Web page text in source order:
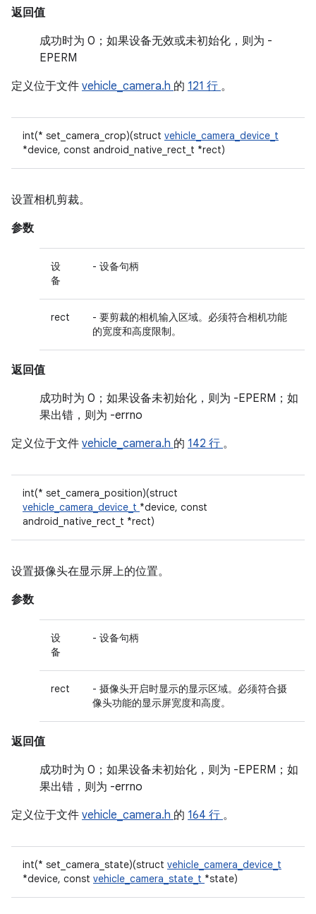
返回值
成功时为 0；如果设备无效或未初始化，则为 -
EPERM
定义位于文件 vehicle_camera.h 的 121 行 。
int(* set_camera_crop)(struct vehicle_camera_device_t
*device, const android_native_rect_t *rect)
设置相机剪裁。
参数
设
备
- 设备句柄
rect
- 要剪裁的相机输入区域。必须符合相机功能
的宽度和高度限制。
返回值
成功时为 0；如果设备未初始化，则为 -EPERM；如
果出错，则为 -errno
定义位于文件 vehicle_camera.h 的 142 行 。
int(* set_camera_position)(struct
vehicle_camera_device_t *device, const
android_native_rect_t *rect)
设置摄像头在显示屏上的位置。
参数
设
备
- 设备句柄
rect
- 摄像头开启时显示的显示区域。必须符合摄
像头功能的显示屏宽度和高度。
返回值
成功时为 0；如果设备未初始化，则为 -EPERM；如
果出错，则为 -errno
定义位于文件 vehicle_camera.h 的 164 行 。
int(* set_camera_state)(struct vehicle_camera_device_t
*device, const vehicle_camera_state_t *state)